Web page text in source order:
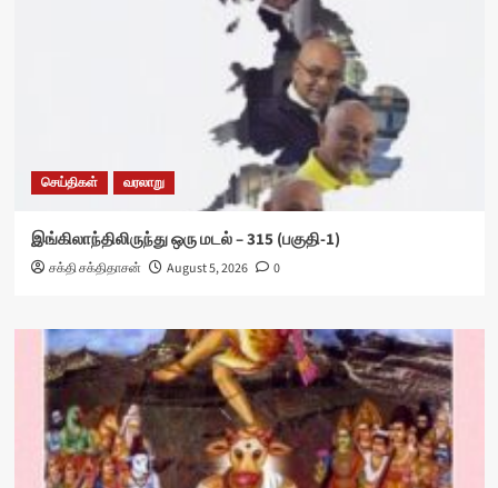
செய்திகள் வரலாறு
இங்கிலாந்திலிருந்து ஒரு மடல் – 315 (பகுதி-1)
சக்தி சக்திதாசன் August 5, 2026 0